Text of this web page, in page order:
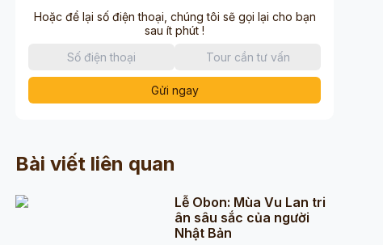
Hoặc để lại số điện thoại, chúng tôi sẽ gọi lại cho bạn
sau ít phút !
Gửi ngay
Bài viết liên quan
Lễ Obon: Mùa Vu Lan tri
ân sâu sắc của người
Nhật Bản